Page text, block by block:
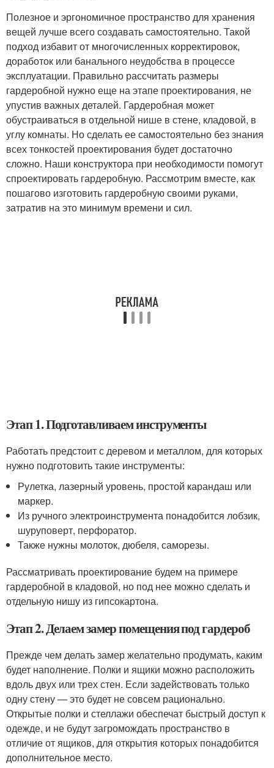
Полезное и эргономичное пространство для хранения
вещей лучше всего создавать самостоятельно. Такой
подход избавит от многочисленных корректировок,
доработок или банального неудобства в процессе
эксплуатации. Правильно рассчитать размеры
гардеробной нужно еще на этапе проектирования, не
упустив важных деталей. Гардеробная может
обустраиваться в отдельной нише в стене, кладовой, в
углу комнаты. Но сделать ее самостоятельно без знания
всех тонкостей проектирования будет достаточно
сложно. Наши конструктора при необходимости помогут
спроектировать гардеробную. Рассмотрим вместе, как
пошагово изготовить гардеробную своими руками,
затратив на это минимум времени и сил.
Этап 1. Подготавливаем инструменты
Работать предстоит с деревом и металлом, для которых
нужно подготовить такие инструменты:
Рулетка, лазерный уровень, простой карандаш или
маркер.
Из ручного электроинструмента понадобится лобзик,
шуруповерт, перфоратор.
Также нужны молоток, дюбеля, саморезы.
Рассматривать проектирование будем на примере
гардеробной в кладовой, но под нее можно сделать и
отдельную нишу из гипсокартона.
Этап 2. Делаем замер помещения под гардероб
Прежде чем делать замер желательно продумать, каким
будет наполнение. Полки и ящики можно расположить
вдоль двух или трех стен. Если задействовать только
одну стену — это будет не совсем рационально.
Открытые полки и стеллажи обеспечат быстрый доступ к
одежде, и не будут загромождать пространство в
отличие от ящиков, для открытия которых понадобится
дополнительное место.